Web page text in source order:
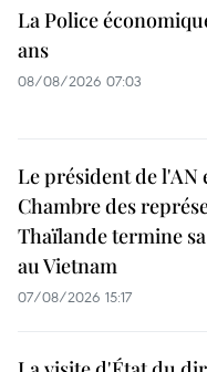
La Police
ans
08/08/2026 07:03
Le président de l'AN
Chambre des
Thaïlande termine
au Vietnam
07/08/2026 15:17